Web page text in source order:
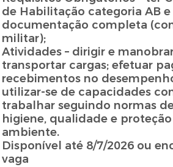
de Habilitação categoria AB
documentação completa
militar);
Atividades – dirigir e
transportar cargas; efetuar
recebimentos no
utilizar-se de capacidades
trabalhar seguindo normas
higiene, qualidade e
ambiente.
Disponível até 8/7/2026 ou
vaga